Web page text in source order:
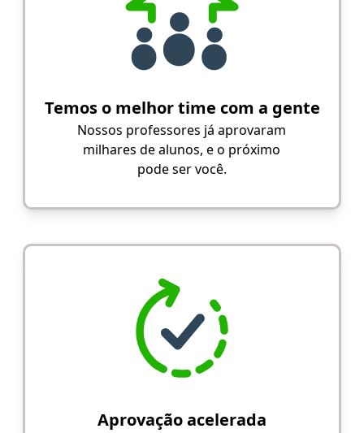
Temos o melhor time com a gente
Nossos professores já aprovaram
milhares de alunos, e o próximo
pode ser você.
Aprovação acelerada